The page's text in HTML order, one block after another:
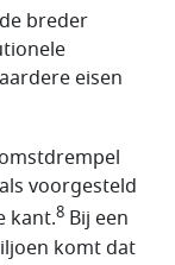
breder
eisen
voorgesteld
kant.8 Bij een
komt dat